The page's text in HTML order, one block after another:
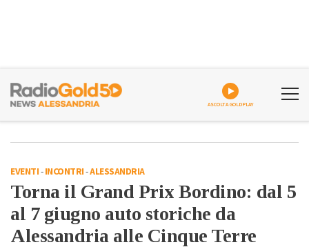
ASCOLTA GOLDPLAY
EVENTI-INCONTRI-ALESSANDRIA
Torna il Grand Prix Bordino: dal 5
al 7 giugno auto storiche da
Alessandria alle Cinque Terre